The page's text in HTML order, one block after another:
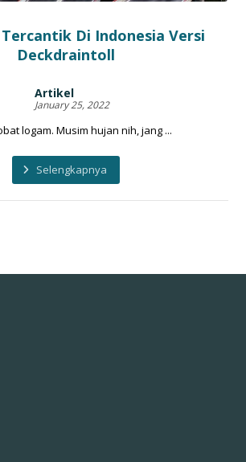
Tercantik Di Indonesia Versi
Deckdraintoll
Artikel
January 25, 2022
logam. Musim hujan nih, jang ...
Selengkapnya